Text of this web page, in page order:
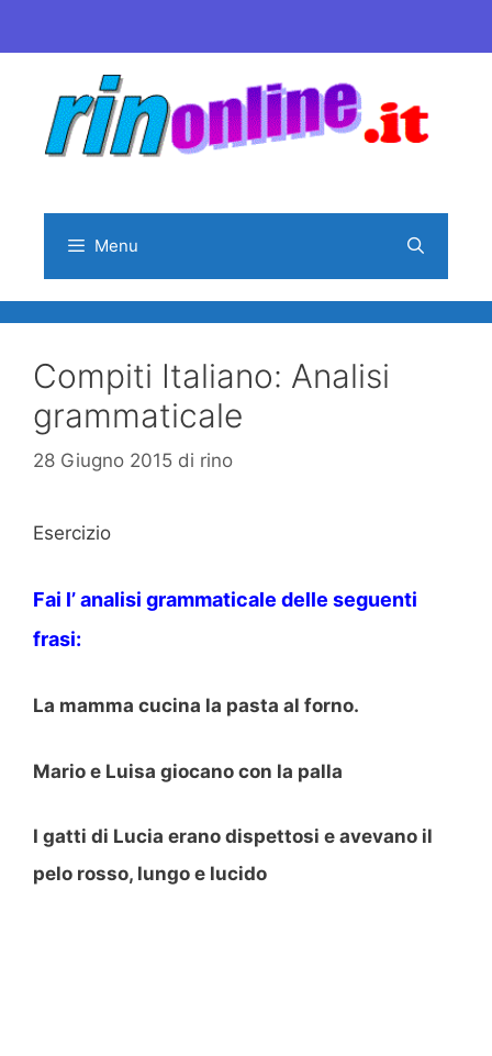
al
contenuto
Menu
Compiti Italiano: Analisi
grammaticale
28 Giugno 2015 di rino
Esercizio
Fai l’ analisi grammaticale delle seguenti
frasi:
La mamma cucina la pasta al forno.
Mario e Luisa giocano con la palla
I gatti di Lucia erano dispettosi e avevano il
pelo rosso, lungo e lucido